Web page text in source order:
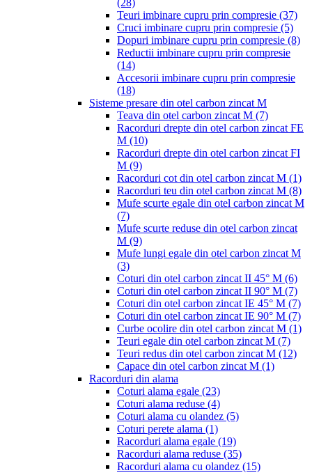
(28)
Teuri imbinare cupru prin compresie (37)
Cruci imbinare cupru prin compresie (5)
Dopuri imbinare cupru prin compresie (8)
Reductii imbinare cupru prin compresie
(14)
Accesorii imbinare cupru prin compresie
(18)
Sisteme presare din otel carbon zincat M
Teava din otel carbon zincat M (7)
Racorduri drepte din otel carbon zincat FE
M (10)
Racorduri drepte din otel carbon zincat FI
M (9)
Racorduri cot din otel carbon zincat M (1)
Racorduri teu din otel carbon zincat M (8)
Mufe scurte egale din otel carbon zincat M
(7)
Mufe scurte reduse din otel carbon zincat
M (9)
Mufe lungi egale din otel carbon zincat M
(3)
Coturi din otel carbon zincat II 45° M (6)
Coturi din otel carbon zincat II 90° M (7)
Coturi din otel carbon zincat IE 45° M (7)
Coturi din otel carbon zincat IE 90° M (7)
Curbe ocolire din otel carbon zincat M (1)
Teuri egale din otel carbon zincat M (7)
Teuri redus din otel carbon zincat M (12)
Capace din otel carbon zincat M (1)
Racorduri din alama
Coturi alama egale (23)
Coturi alama reduse (4)
Coturi alama cu olandez (5)
Coturi perete alama (1)
Racorduri alama egale (19)
Racorduri alama reduse (35)
Racorduri alama cu olandez (15)